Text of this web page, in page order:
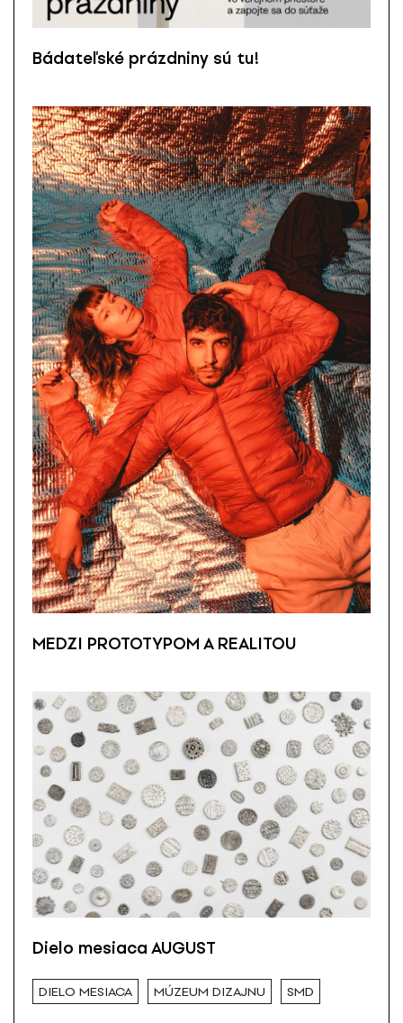
Bádateľské prázdniny sú tu!
MEDZI PROTOTYPOM A REALITOU
Dielo mesiaca AUGUST
DIELO MESIACA MÚZEUM DIZAJNU SMD